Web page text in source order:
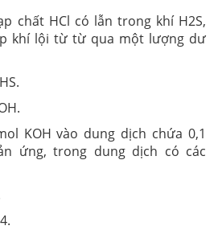
chất HCl có lẫn trong khí H2S,
khí lội từ từ qua một lượng dư
KOH vào dung dịch chứa 0,1
ứng, trong dung dịch có các